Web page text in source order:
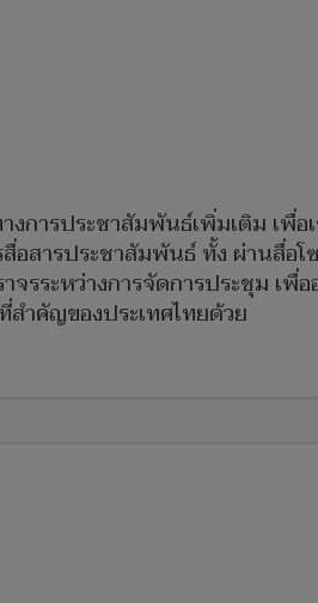
การประชาสัมพันธ์เพิ่มเติม เพื่
สารประชาสัมพันธ์ ทั้ง ผ่านสื่อ
รระหว่างการจัดการประชุม เพื่
ำคัญของประเทศไทยด้วย